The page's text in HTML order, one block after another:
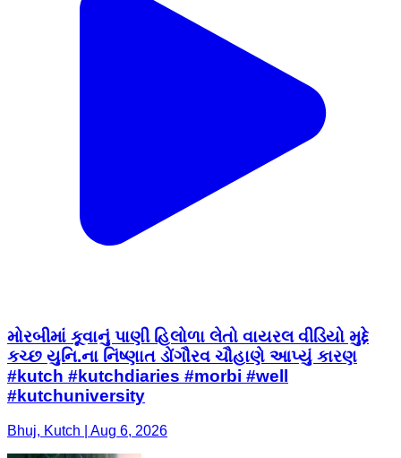
મોરબીમાં કૂવાનું પાણી હિલોળા લેતો વાયરલ વીડિયો મુદ્દે
કચ્છ યુનિ.ના નિંષ્ણાત ડોંગૌરવ ચૌહાણે આપ્યું કારણ
#kutch #kutchdiaries #morbi #well
#kutchuniversity
Bhuj, Kutch | Aug 6, 2026